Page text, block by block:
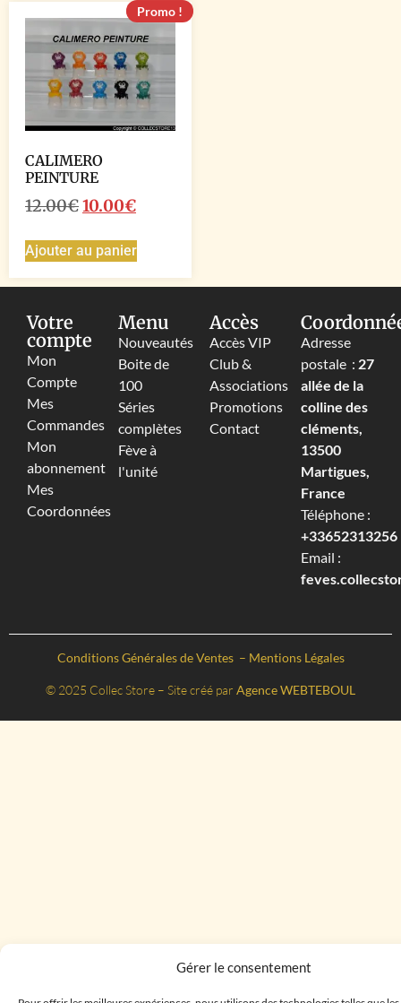
Gérer le consentement
Promo !
CALIMERO
PEINTURE
12.00€10.00€
Ajouter au panier
Votre
compte
Mon
Compte
Mes
Commandes
Mon
abonnement
Mes
Coordonnées
Menu
Nouveautés
Boite de
100
Séries
complètes
Fève à
l'unité
Accès
Accès VIP
Club &
Associations
Promotions
Contact
Adresse
postale : 27
allée de la
colline des
cléments,
13500
Martigues,
France
Téléphone :
+33652313256‬
Email :
Conditions Générales de Ventes – Mentions Légales
© 2025 Collec Store – Site créé par Agence WEBTEBOUL